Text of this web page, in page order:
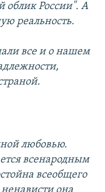
облик России". А
реальность.
все и о нашем
любовью.
всенародным
всеобщего